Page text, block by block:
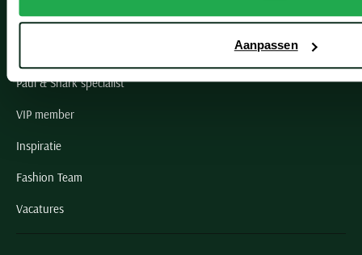
Aanpassen
Schulte Herenmode
Paul & Shark specialist
VIP member
Inspiratie
Fashion Team
Vacatures